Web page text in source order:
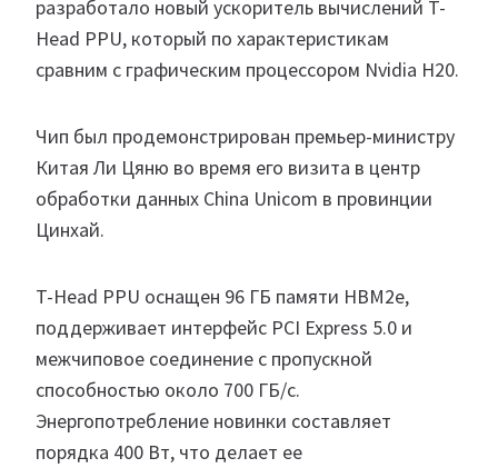
разработало новый ускоритель вычислений T-
Head PPU, который по характеристикам
сравним с графическим процессором Nvidia H20.
Чип был продемонстрирован премьер-министру
Китая Ли Цяню во время его визита в центр
обработки данных China Unicom в провинции
Цинхай.
T-Head PPU оснащен 96 ГБ памяти HBM2e,
поддерживает интерфейс PCI Express 5.0 и
межчиповое соединение с пропускной
способностью около 700 ГБ/с.
Энергопотребление новинки составляет
порядка 400 Вт, что делает ее